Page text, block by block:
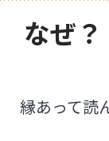
なぜ
縁あって読